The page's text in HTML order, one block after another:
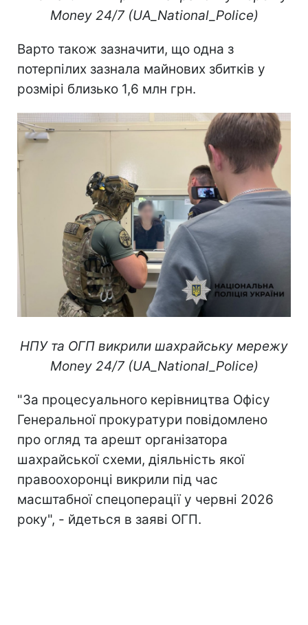
Money 24/7 (UA_National_Police)
Варто також зазначити, що одна з
потерпілих зазнала майнових збитків у
розмірі близько 1,6 млн грн.
НПУ та ОГП викрили шахрайську мережу
Money 24/7 (UA_National_Police)
"За процесуального керівництва Офісу
Генеральної прокуратури повідомлено
про огляд та арешт організатора
шахрайської схеми, діяльність якої
правоохоронці викрили під час
масштабної спецоперації у червні 2026
року", - йдеться в заяві ОГП.